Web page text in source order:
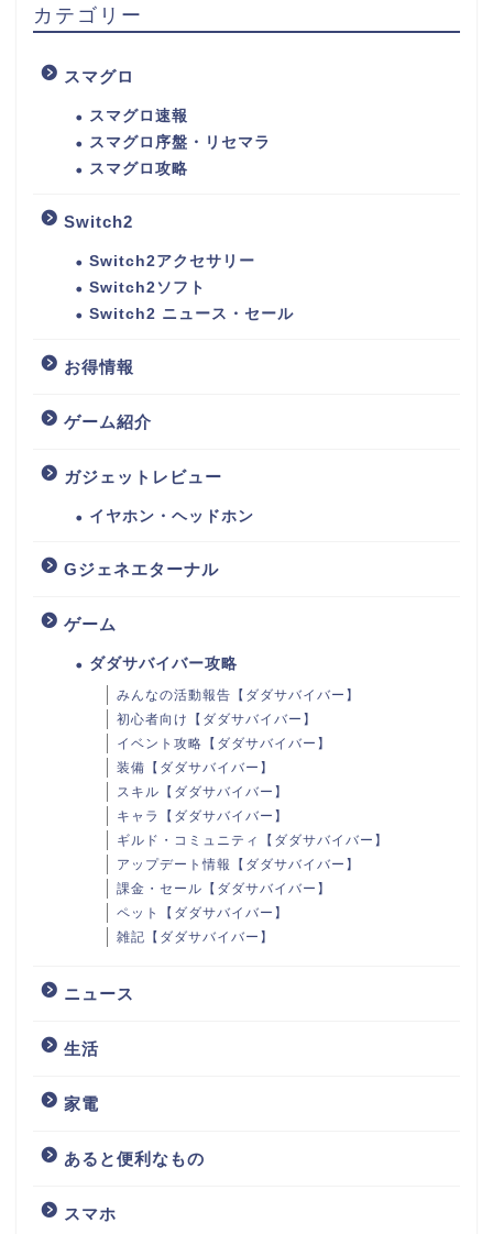
カテゴリー
スマグロ
スマグロ速報
スマグロ序盤・リセマラ
スマグロ攻略
Switch2
Switch2アクセサリー
Switch2ソフト
Switch2 ニュース・セール
お得情報
ゲーム紹介
ガジェットレビュー
イヤホン・ヘッドホン
Gジェネエターナル
ゲーム
ダダサバイバー攻略
みんなの活動報告【ダダサバイバー】
初心者向け【ダダサバイバー】
イベント攻略【ダダサバイバー】
装備【ダダサバイバー】
スキル【ダダサバイバー】
キャラ【ダダサバイバー】
ギルド・コミュニティ【ダダサバイバー】
アップデート情報【ダダサバイバー】
課金・セール【ダダサバイバー】
ペット【ダダサバイバー】
雑記【ダダサバイバー】
ニュース
生活
家電
あると便利なもの
スマホ